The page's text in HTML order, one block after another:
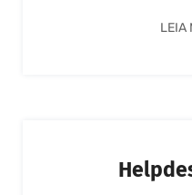
LEIA